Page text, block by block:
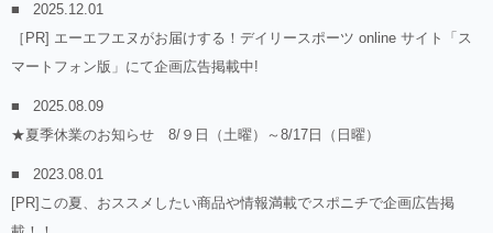
2025.12.01
［PR] エーエフエヌがお届けする！デイリースポーツ online サイト「ス
マートフォン版」にて企画広告掲載中!
2025.08.09
★夏季休業のお知らせ 8/９日（土曜）～8/17日（日曜）
2023.08.01
[PR]この夏、おススメしたい商品や情報満載でスポニチで企画広告掲